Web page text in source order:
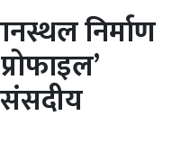
निर्माण